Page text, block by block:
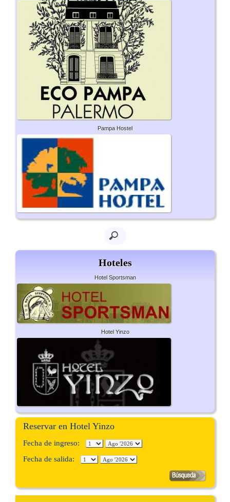
Pampa Hostel
Hoteles
Hotel Sportsman
Hotel Yinzo
Reservar en Hotel Yinzo
Fecha de ingreso:
Fecha de salida: